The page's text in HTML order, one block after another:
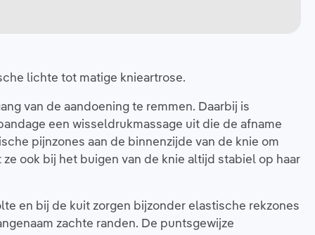
lichte tot matige knieartrose.
van de aandoening te remmen. Daarbij is
een wisseldrukmassage uit die de afname
pijnzones aan de binnenzijde van de knie om
ook bij het buigen van de knie altijd stabiel op haar
en bij de kuit zorgen bijzonder elastische rekzones
zachte randen. De puntsgewijze